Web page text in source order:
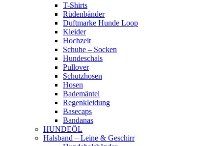
T-Shirts
Rüdenbänder
Duftmarke Hunde Loop
Kleider
Hochzeit
Schuhe – Socken
Hundeschals
Pullover
Schutzhosen
Hosen
Bademäntel
Regenkleidung
Basecaps
Bandanas
HUNDEÖL
Halsband – Leine & Geschirr